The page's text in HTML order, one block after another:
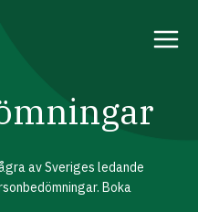
av Sveriges ledande
Boka